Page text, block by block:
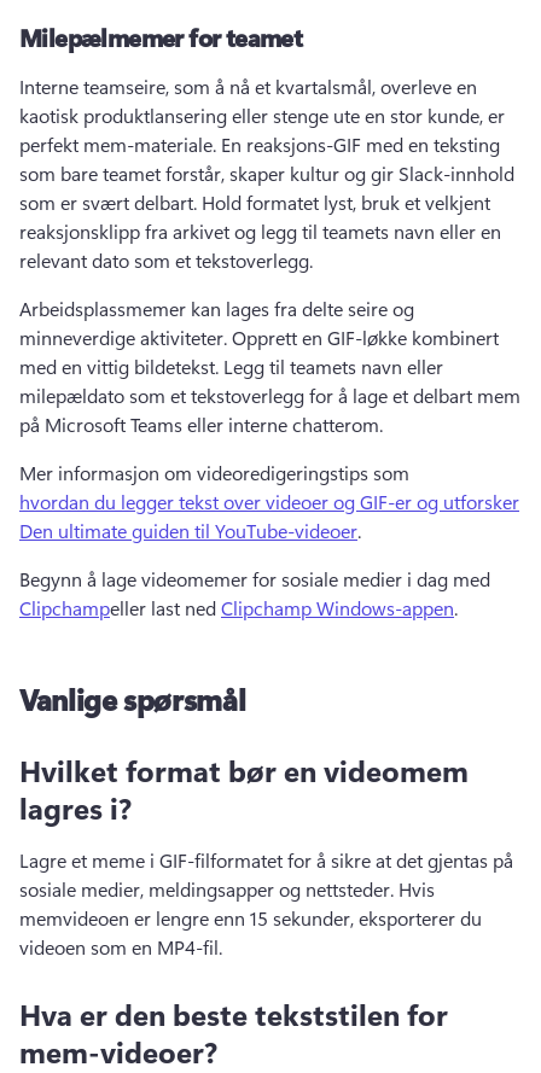
Milepælmemer for teamet
Interne teamseire, som å nå et kvartalsmål, overleve en
kaotisk produktlansering eller stenge ute en stor kunde, er
perfekt mem-materiale. En reaksjons-GIF med en teksting
som bare teamet forstår, skaper kultur og gir Slack-innhold
som er svært delbart. Hold formatet lyst, bruk et velkjent
reaksjonsklipp fra arkivet og legg til teamets navn eller en
relevant dato som et tekstoverlegg.
Arbeidsplassmemer kan lages fra delte seire og
minneverdige aktiviteter. Opprett en GIF-løkke kombinert
med en vittig bildetekst. Legg til teamets navn eller
milepældato som et tekstoverlegg for å lage et delbart mem
på Microsoft Teams eller interne chatterom.
Mer informasjon om videoredigeringstips som
hvordan du legger tekst over videoer og GIF-er og utforsker
Den ultimate guiden til YouTube-videoer.
Begynn å lage videomemer for sosiale medier i dag med
Clipchampeller last ned Clipchamp Windows-appen.
Vanlige spørsmål
Hvilket format bør en videomem
lagres i?
Lagre et meme i GIF-filformatet for å sikre at det gjentas på
sosiale medier, meldingsapper og nettsteder. Hvis
memvideoen er lengre enn 15 sekunder, eksporterer du
videoen som en MP4-fil.
Hva er den beste tekststilen for
mem-videoer?